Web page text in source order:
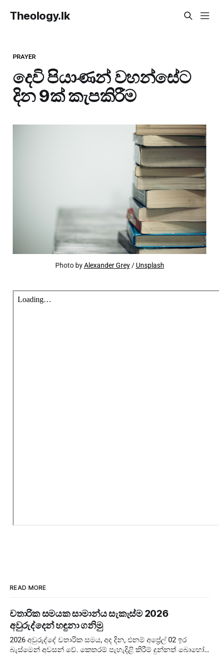
Theology.lk
PRAYER
දෙවි පියාණන් වහන්සේට
දින 9ක් කැපකිරීම
Photo byAlexander Grey/ Unsplash
READ MORE
චතාරික සමයක සාමාන්ය සැකැස්ම 2026
අවුරුද්දෙන් හඳුනා ගනිමු
2026 අවුරුද්දේ චතාරික සමය, අද දින, එනම් අප්‍රේල් 02 ඉර
බැස්මෙන් අවසන් වේ. කෙතරම් පැහැදිළි කිරීම් දුන්නත් බොහෝ